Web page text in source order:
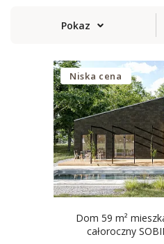
Pokaz
Niska cena
Dom 59 m²
całoroczny